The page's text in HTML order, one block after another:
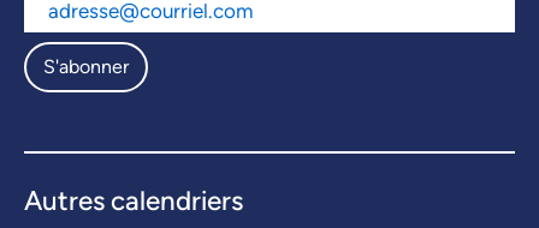
S'abonner
Autres calendriers